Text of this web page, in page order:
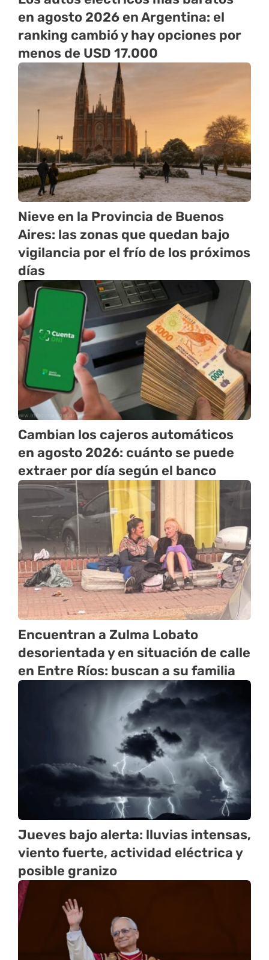
en agosto 2026 en Argentina: el
ranking cambió y hay opciones por
menos de USD 17.000
Nieve en la Provincia de Buenos
Aires: las zonas que quedan bajo
vigilancia por el frío de los próximos
días
Cambian los cajeros automáticos
en agosto 2026: cuánto se puede
extraer por día según el banco
Encuentran a Zulma Lobato
desorientada y en situación de calle
en Entre Ríos: buscan a su familia
Jueves bajo alerta: lluvias intensas,
viento fuerte, actividad eléctrica y
posible granizo